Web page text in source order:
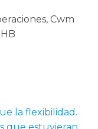
Cwm
la flexibilidad.